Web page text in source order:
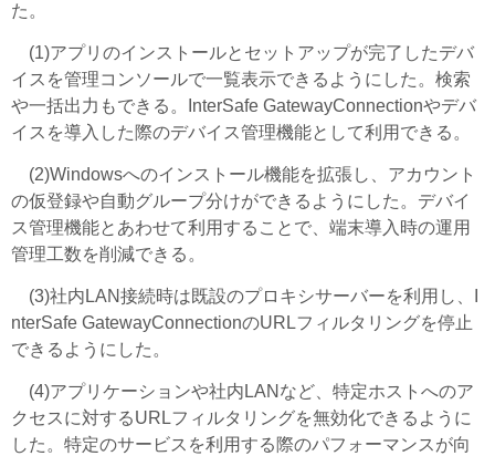
た。
(1)アプリのインストールとセットアップが完了したデバ
イスを管理コンソールで一覧表示できるようにした。検索
や一括出力もできる。InterSafe GatewayConnectionやデバ
イスを導入した際のデバイス管理機能として利用できる。
(2)Windowsへのインストール機能を拡張し、アカウント
の仮登録や自動グループ分けができるようにした。デバイ
ス管理機能とあわせて利用することで、端末導入時の運用
管理工数を削減できる。
(3)社内LAN接続時は既設のプロキシサーバーを利用し、I
nterSafe GatewayConnectionのURLフィルタリングを停止
できるようにした。
(4)アプリケーションや社内LANなど、特定ホストへのア
クセスに対するURLフィルタリングを無効化できるように
した。特定のサービスを利用する際のパフォーマンスが向